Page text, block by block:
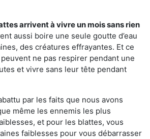
arrivent à vivre un mois sans rien
aussi boire une seule goutte d’eau
des créatures effrayantes. Et ce
peuvent ne pas respirer pendant une
et vivre sans leur tête pendant
par les faits que nous avons
même les ennemis les plus
et pour les blattes, vous
faiblesses pour vous débarrasser